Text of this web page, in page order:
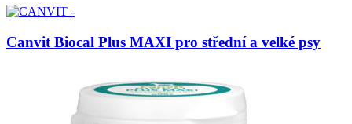
Canvit Biocal Plus MAXI pro střední a velké psy